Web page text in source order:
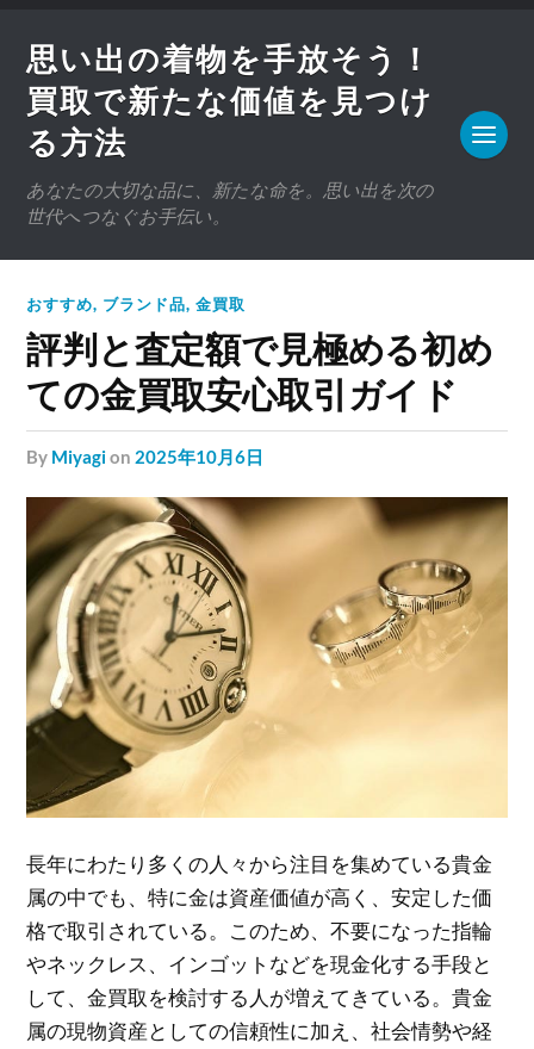
思い出の着物を手放そう！
買取で新たな価値を見つけ
る方法
あなたの大切な品に、新たな命を。思い出を次の
世代へつなぐお手伝い。
おすすめ, ブランド品,金買取
評判と査定額で見極める初め
ての金買取安心取引ガイド
by Miyagion 2025年10月6日
長年にわたり多くの人々から注目を集めている貴金
属の中でも、特に金は資産価値が高く、安定した価
格で取引されている。 このため、不要になった指輪
やネックレス、インゴットなどを現金化する手段と
して、金買取を検討する人が増えてきている。貴金
属の現物資産としての信頼性に加え、社会情勢や経